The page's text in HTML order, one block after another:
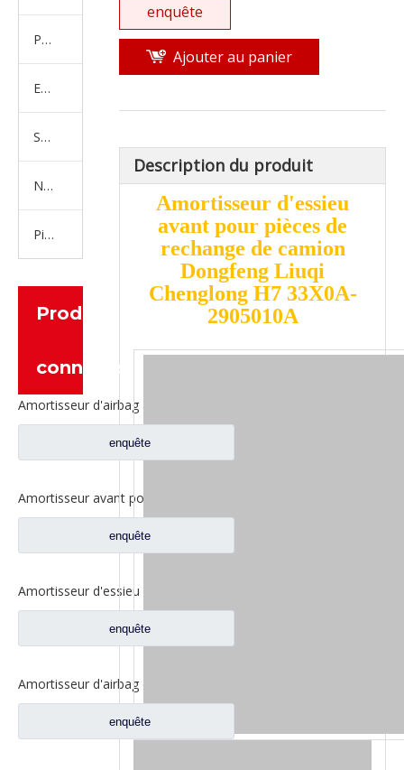
Produits en caoutchouc
Embrayage Série
Série de bras de réglage
Nouvelles pièces de camion d'énergie
Pièces de moteur
Produits
connexes
enquête
enquête
enquête
enquête
enquête
Ajouter au panier
Description du produit
Amortisseur d'essieu
avant pour pièces de
rechange de camion
Dongfeng Liuqi
Chenglong H7 33X0A-
2905010A